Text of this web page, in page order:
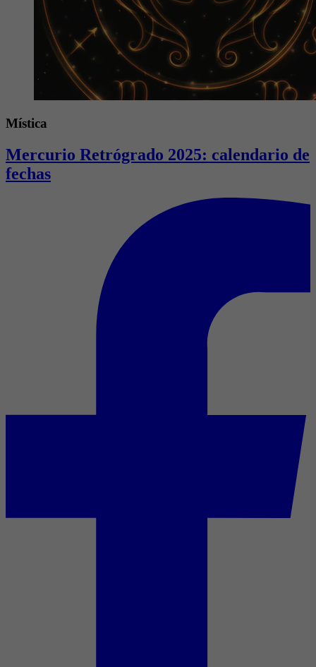
Mística
Mercurio Retrógrado 2025: calendario de
fechas